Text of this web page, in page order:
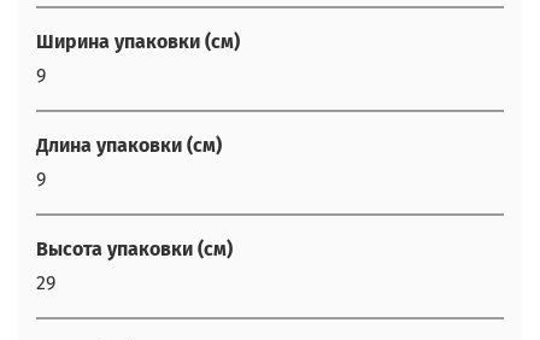
Ширина упаковки (см)
9
Длина упаковки (см)
9
Высота упаковки (см)
29